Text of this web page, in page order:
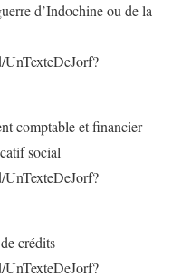
d’Indochine ou de la
comptable et financier
social
crédits